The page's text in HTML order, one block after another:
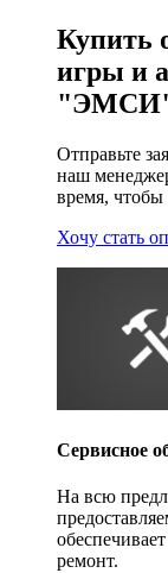
Купить
игры и
"ЭМСИ"
Отправьте
наш
время, чтобы
Хочу стать
Сервисное
На всю
ремонт.